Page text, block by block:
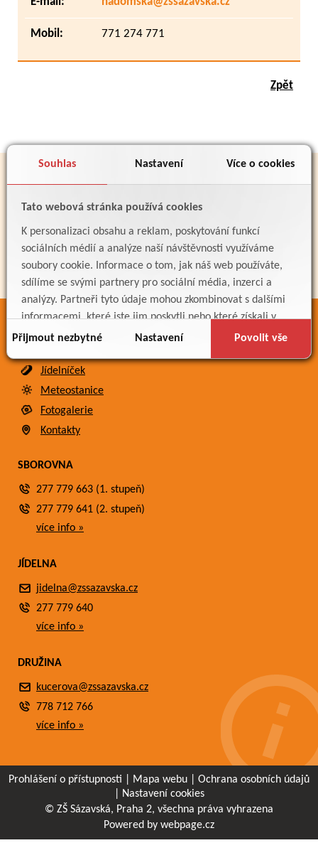
Souhlas Nastavení Více o cookies
Tato webová stránka používá cookies
K personalizaci obsahu a reklam, poskytování funkcí
sociálních médií a analýze naší návštěvnosti využíváme
soubory cookie. Informace o tom, jak náš web používáte,
sdílíme se svými partnery pro sociální média, inzerci a
analýzy. Partneři tyto údaje mohou zkombinovat s dalšími
informacemi, které jste jim poskytli nebo které získali v
důsledku toho, že používáte jejich služby.
Přijmout nezbytné Nastavení Povolit vše
Mobil: 771 274 771
Zpět
Jídelníček
Meteostanice
Fotogalerie
Kontakty
SBOROVNA
277 779 663 (1. stupeň)
277 779 641 (2. stupeň)
více info »
JÍDELNA
jidelna@zssazavska.cz
277 779 640
více info »
DRUŽINA
kucerova@zssazavska.cz
778 712 766
více info »
Prohlášení o přístupnosti Mapa webu
Ochrana osobních údajů
Nastavení cookies
© ZŠ Sázavská, Praha 2, všechna práva vyhrazena
Powered by webpage.cz